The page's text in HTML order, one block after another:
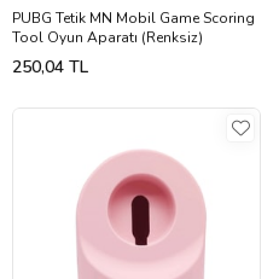
PUBG Tetik MN Mobil Game Scoring
Tool Oyun Aparatı (Renksiz)
250,04 TL